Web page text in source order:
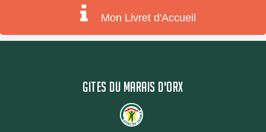
Mon Livret d'Accueil
GITES DU MARAIS D'ORX